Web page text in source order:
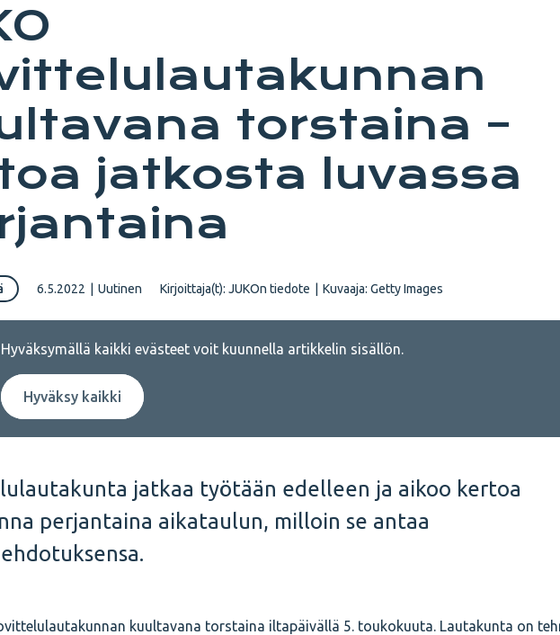
torstaina –
jatkosta luvassa
6.5.2022 Uutinen Kirjoittaja(t): JUKOn tiedote Kuvaaja: Getty Images
Hyväksymällä kaikki evästeet voit kuunnella artikkelin sisällön.
Hyväksy kaikki
jatkaa työtään edelleen ja aikoo kertoa
perjantaina aikataulun, milloin se antaa
kuultavana torstaina iltapäivällä 5. toukokuuta. Lautakunta on